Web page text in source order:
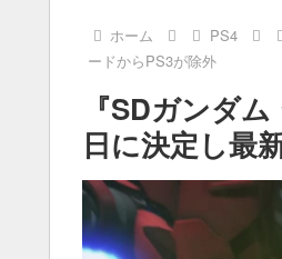
ホーム PS4
ードからPS3が除外
『SDガンダ
日に決定し最